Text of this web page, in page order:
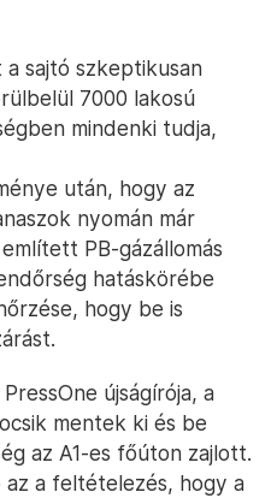
sajtó szkeptikusan
7000 lakosú
mindenki tudja,
után, hogy az
nyomán már
PB-gázállomás
hatáskörébe
hogy be is
újságírója, a
mentek ki és be
az A1-es főúton zajlott.
a feltételezés, hogy a